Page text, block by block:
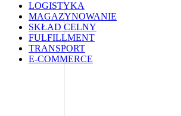
LOGISTYKA
MAGAZYNOWANIE
SKŁAD CELNY
FULFILLMENT
TRANSPORT
E-COMMERCE